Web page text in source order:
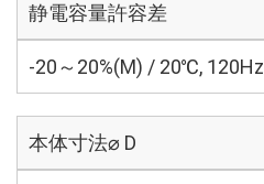
静電容量許容差
-20～20%(M) / 20℃, 120Hz
本体寸法⌀ D